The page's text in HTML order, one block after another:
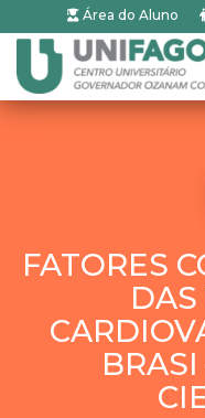
Área do Aluno
FATORES